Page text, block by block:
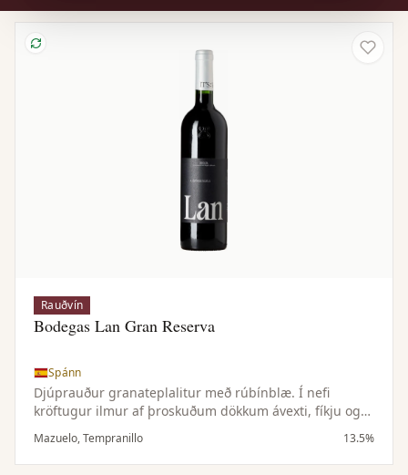
Rauðvín
Bodegas Lan Gran Reserva
Spánn
Djúprauður granateplalitur með rúbínblæ. Í nefi
kröftugur ilmur af þroskuðum dökkum ávexti, fíkju og
rúsínum ásamt krydduðum og reykkenndum tónum.
Samræmt og vel jafnvægt í munni með mjúkum
tannínum og löngu eftirbragði sem ítrekar þroskaðan
Mazuelo, Tempranillo 13.5%